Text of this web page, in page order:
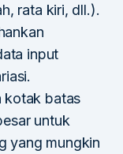
rata kiri, dll.).
input
kotak batas
untuk
yang mungkin